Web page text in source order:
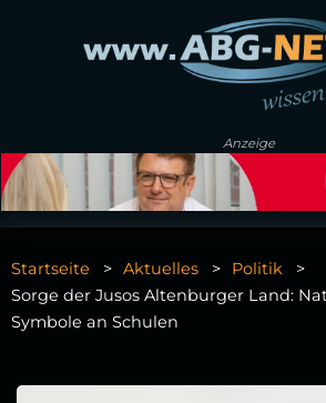
Anzeige
Startseite Aktuelles
Politik
Sorge der Jusos Altenburger Land:
Symbole an Schulen